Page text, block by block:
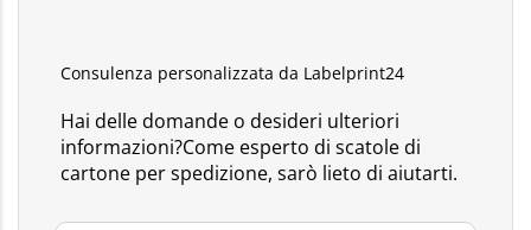
Consulenza personalizzata da Labelprint24
Hai delle domande o desideri ulteriori
informazioni?Come esperto di scatole di
cartone per spedizione, sarò lieto di aiutarti.